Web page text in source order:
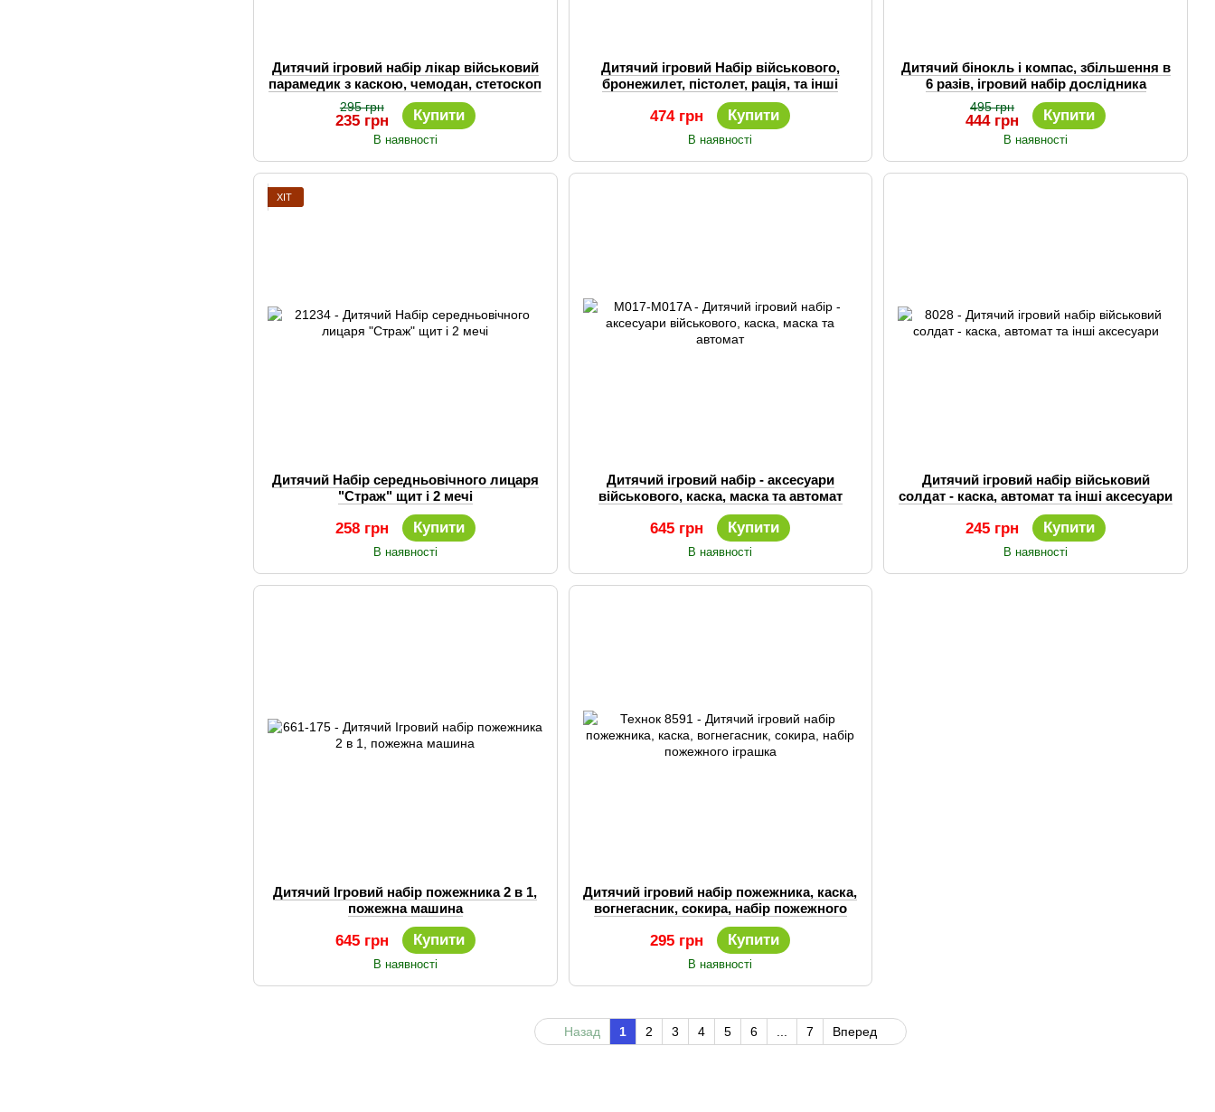
Дитячий ігровий набір лікар військовий
парамедик з каскою, чемодан, стетоскоп
295 грн
235 грн Купити
В наявності
Дитячий ігровий Набір військового,
бронежилет, пістолет, рація, та інші
військові аксесуари
474 грн Купити
В наявності
Дитячий бінокль і компас, збільшення в
6 разів, ігровий набір дослідника
495 грн
444 грн Купити
В наявності
ХІТ
Дитячий Набір середньовічного лицаря
"Страж" щит і 2 мечі
258 грн Купити
В наявності
Дитячий ігровий набір - аксесуари
військового, каска, маска та автомат
645 грн Купити
В наявності
Дитячий ігровий набір військовий
солдат - каска, автомат та інші аксесуари
245 грн Купити
В наявності
Дитячий Ігровий набір пожежника 2 в 1,
пожежна машина
645 грн Купити
В наявності
Дитячий ігровий набір пожежника, каска,
вогнегасник, сокира, набір пожежного
іграшка
295 грн Купити
В наявності
Назад 1 2 3 4 5 6 7 Вперед